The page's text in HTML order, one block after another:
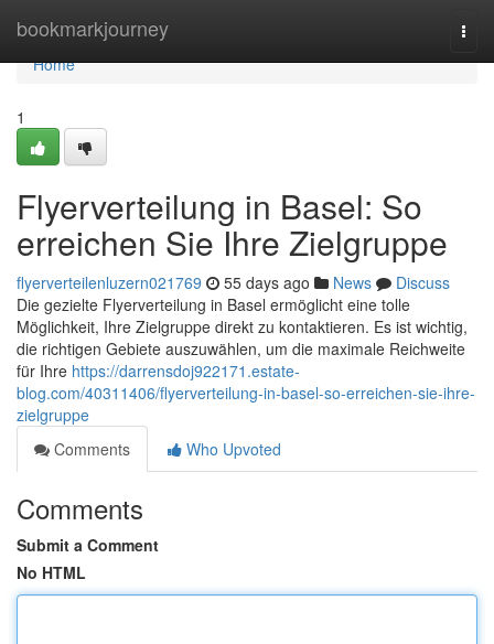
bookmarkjourney
Home
Home
1
Flyerverteilung in Basel: So
erreichen Sie Ihre Zielgruppe
flyerverteilenluzern021769 55 days ago News
Discuss
Die gezielte Flyerverteilung in Basel ermöglicht eine tolle
Möglichkeit, Ihre Zielgruppe direkt zu kontaktieren. Es ist wichtig,
die richtigen Gebiete auszuwählen, um die maximale Reichweite
für Ihre https://darrensdoj922171.estate-
blog.com/40311406/flyerverteilung-in-basel-so-erreichen-sie-ihre-
zielgruppe
Comments
Who Upvoted
Comments
Submit a Comment
No HTML